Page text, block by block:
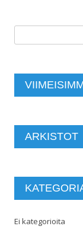
ARKISTOT
Ei kategorioita